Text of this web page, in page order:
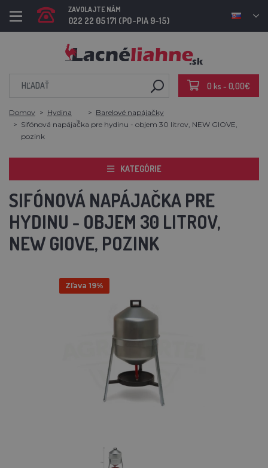
ZAVOLAJTE NÁM
022 22 05 171 (PO-PIA 9-15)
0 ks - 0,00€
Domov Hydina
Barelové napájačky
Sifónová napájačka pre hydinu - objem 30 litrov, NEW GIOVE,
pozink
KATEGÓRIE
SIFÓNOVÁ NAPÁJAČKA PRE
HYDINU - OBJEM 30 LITROV,
NEW GIOVE, POZINK
Zľava 19%